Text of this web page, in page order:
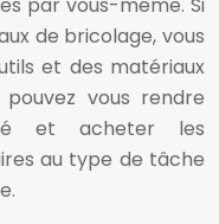
de bricolage, vous
et des matériaux
vous rendre
et acheter les
au type de tâche